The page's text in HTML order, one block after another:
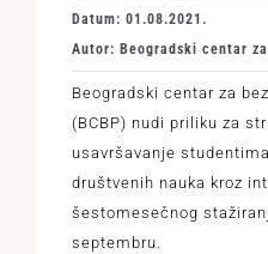
Datum: 01.08.2021.
Autor: Beogradski centar
Beogradski centar za
(BCBP) nudi priliku za
usavršavanje
društvenih nauka kroz
šestomesečnog
septembru.